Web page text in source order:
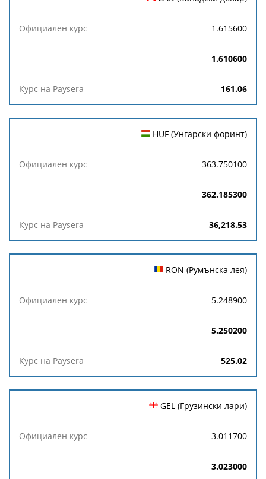
1.615600
1.610600
161.06
HUF (Унгарски форинт)
363.750100
362.185300
36,218.53
RON (Румънска лея)
5.248900
5.250200
525.02
GEL (Грузински лари)
3.011700
3.023000